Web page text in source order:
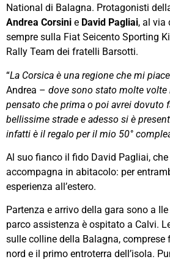
National di Balagna. Protagonisti
Andrea Corsini e David Pagliai, al via
sempre sulla Fiat Seicento Sporting
Rally Team dei fratelli Barsotti.
“La Corsica è una regione che mi
Andrea – dove sono stato molte volte
pensato che prima o poi avrei dovuto
bellissime strade e adesso si è
infatti è il regalo per il mio 50°
Al suo fianco il fido David Pagliai,
accompagna in abitacolo: per
esperienza all’estero.
Partenza e arrivo della gara sono a Ile
parco assistenza è ospitato a Calvi.
sulle colline della Balagna, comprese
nord e il primo entroterra dell’isola.